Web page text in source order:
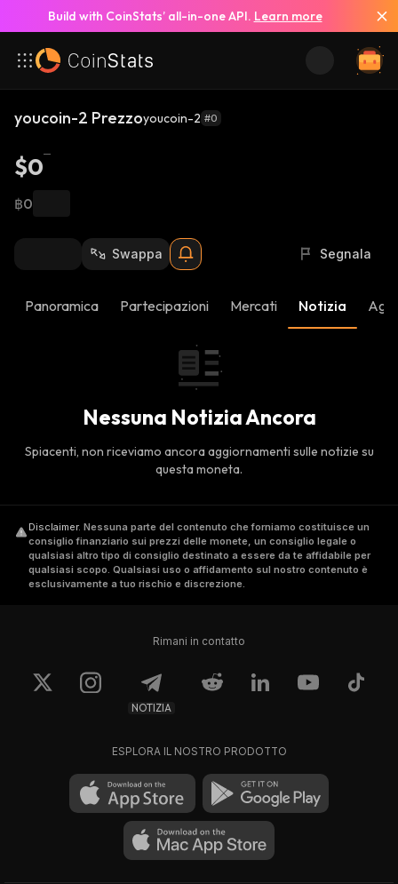
Build with CoinStats’ all-in-one API. Learn more
youcoin-2 Prezzoyoucoin-2 #0
$0
฿0
Swappa Segnala
Panoramica Partecipazioni Mercati Notizia
Nessuna Notizia Ancora
Spiacenti, non riceviamo ancora aggiornamenti sulle notizie su
questa moneta.
Disclaimer. Nessuna parte del contenuto che forniamo costituisce un
consiglio finanziario sui prezzi delle monete, un consiglio legale o
qualsiasi altro tipo di consiglio destinato a essere da te affidabile per
qualsiasi scopo. Qualsiasi uso o affidamento sul nostro contenuto è
esclusivamente a tuo rischio e discrezione.
Rimani in contatto
NOTIZIA
ESPLORA IL NOSTRO PRODOTTO